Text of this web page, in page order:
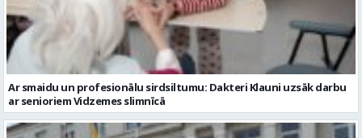
Ar smaidu un profesionālu sirdsiltumu: Dakteri Klauni uzsāk darbu
ar senioriem Vidzemes slimnīcā